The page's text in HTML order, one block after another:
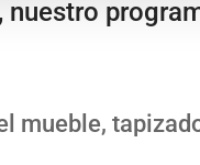
, nuestro
mueble,